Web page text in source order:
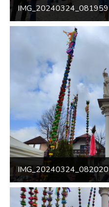
IMG_20240324_081959
IMG_20240324_082020